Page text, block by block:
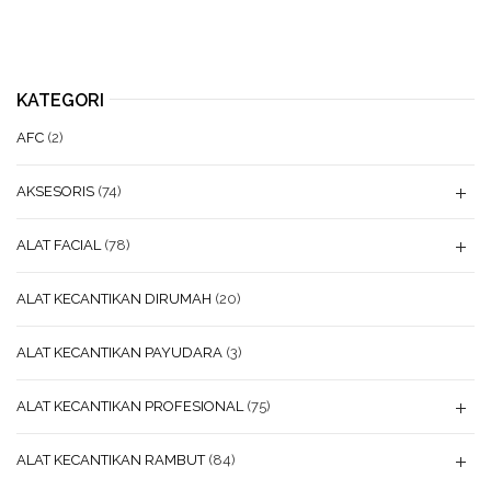
KATEGORI
AFC (2)
AKSESORIS (74)
ALAT FACIAL (78)
ALAT KECANTIKAN DIRUMAH (20)
ALAT KECANTIKAN PAYUDARA (3)
ALAT KECANTIKAN PROFESIONAL (75)
ALAT KECANTIKAN RAMBUT (84)